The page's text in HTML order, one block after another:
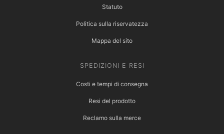
Statuto
Politica sulla riservatezza
Mappa del sito
SPEDIZIONI E RESI
Costi e tempi di consegna
Resi del prodotto
Reclamo sulla merce